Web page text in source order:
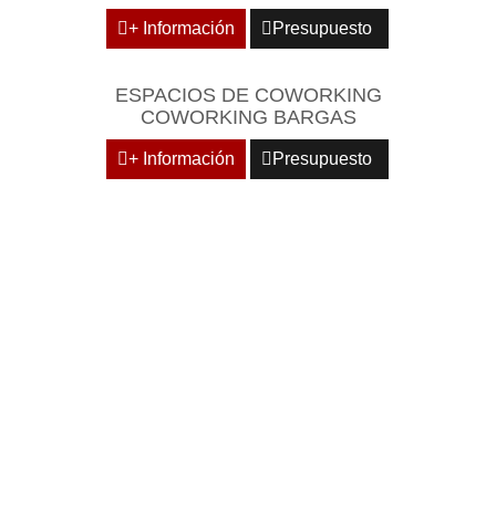
+ Información Presupuesto
ESPACIOS DE COWORKING
COWORKING BARGAS
+ Información Presupuesto